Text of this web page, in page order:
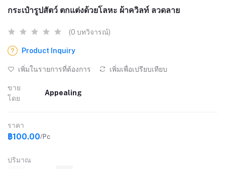
กระเป๋ารูปสัตว์ ตกแต่งด้วยโลหะ ผ้าควิลท์ ลวดลาย
(0 บทวิจารณ์)
Product Inquiry
เพิ่มในรายการที่ต้องการ เพิ่มเพื่อเปรียบเทียบ
ขาย
โดย
Appealing
ราคา
฿100.00/Pc
ปริมาณ